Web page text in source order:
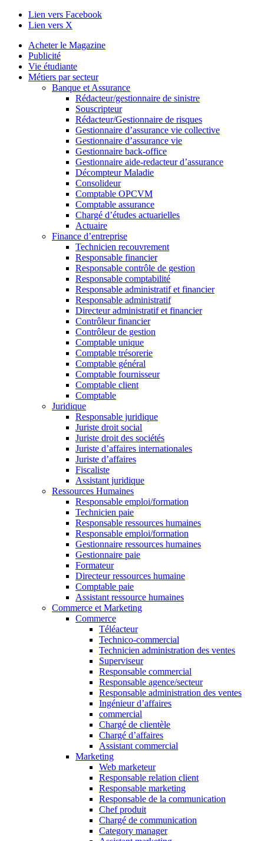
Lien vers Facebook
Lien vers X
Acheter le Magazine
Publicité
Vie étudiante
Métiers par secteur
Banque et Assurance
Rédacteur/gestionnaire de sinistre
Souscripteur
Rédacteur/Gestionnaire de risques
Gestionnaire d’assurance vie collective
Gestionnaire d’assurance vie
Gestionnaire back-office
Gestionnaire aide-redacteur d’assurance
Décompteur Maladie
Consolideur
Comptable OPCVM
Comptable assurance
Chargé d’études actuarielles
Actuaire
Finance d’entreprise
Technicien recouvrement
Responsable financier
Responsable contrôle de gestion
Responsable comptabilité
Responsable administratif et financier
Responsable administratif
Directeur administratif et financier
Contrôleur financier
Contrôleur de gestion
Comptable unique
Comptable trésorerie
Comptable général
Comptable fournisseur
Comptable client
Comptable
Juridique
Responsable juridique
Juriste droit social
Juriste droit des sociétés
Juriste d’affaires internationales
Juriste d’affaires
Fiscaliste
Assistant juridique
Ressources Humaines
Responsable emploi/formation
Technicien paie
Responsable ressources humaines
Responsable emploi/formation
Gestionnaire ressources humaines
Gestionnaire paie
Formateur
Directeur ressources humaine
Comptable paie
Assistant ressource humaines
Commerce et Marketing
Commerce
Téléacteur
Technico-commercial
Technicien administration des ventes
Superviseur
Responsable commercial
Responsable agence/secteur
Responsable administration des ventes
Ingénieur d’affaires
commercial
Chargé de clientèle
Chargé d’affaires
Assistant commercial
Marketing
Web marketeur
Responsable relation client
Responsable marketing
Responsable de la communication
Chef produit
Chargé de communication
Category manager